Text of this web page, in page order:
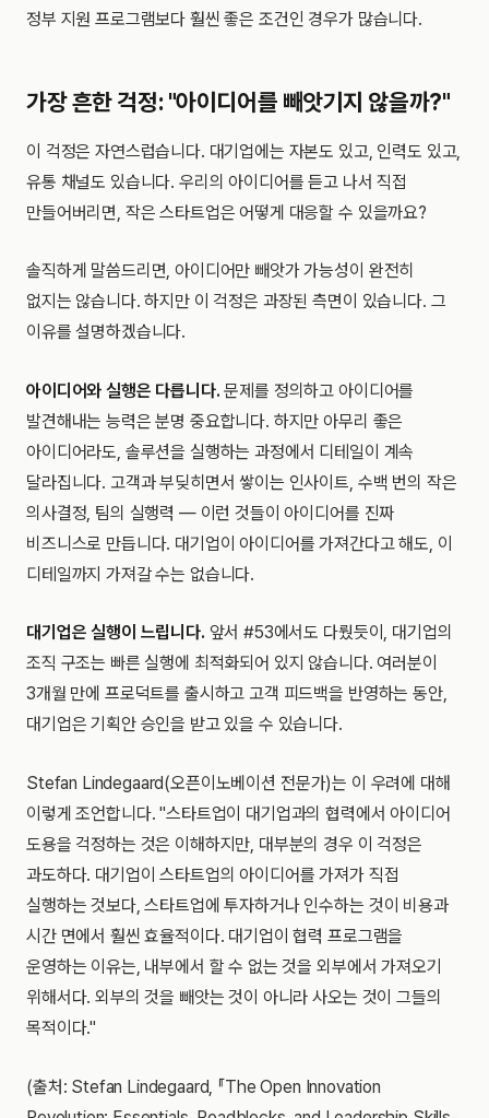
정부 지원 프로그램보다 훨씬 좋은 조건인 경우가 많습니다.
가장 흔한 걱정: "아이디어를 빼앗기지 않을까?"
이 걱정은 자연스럽습니다. 대기업에는 자본도 있고, 인력도 있고,
유통 채널도 있습니다. 우리의 아이디어를 듣고 나서 직접
만들어버리면, 작은 스타트업은 어떻게 대응할 수 있을까요?
솔직하게 말씀드리면, 아이디어만 빼앗가 가능성이 완전히
없지는 않습니다. 하지만 이 걱정은 과장된 측면이 있습니다. 그
이유를 설명하겠습니다.
아이디어와 실행은 다릅니다. 문제를 정의하고 아이디어를
발견해내는 능력은 분명 중요합니다. 하지만 아무리 좋은
아이디어라도, 솔루션을 실행하는 과정에서 디테일이 계속
달라집니다. 고객과 부딪히면서 쌓이는 인사이트, 수백 번의 작은
의사결정, 팀의 실행력 — 이런 것들이 아이디어를 진짜
비즈니스로 만듭니다. 대기업이 아이디어를 가져간다고 해도, 이
디테일까지 가져갈 수는 없습니다.
대기업은 실행이 느립니다. 앞서 #53에서도 다뤘듯이, 대기업의
조직 구조는 빠른 실행에 최적화되어 있지 않습니다. 여러분이
3개월 만에 프로덕트를 출시하고 고객 피드백을 반영하는 동안,
대기업은 기획안 승인을 받고 있을 수 있습니다.
Stefan Lindegaard(오픈이노베이션 전문가)는 이 우려에 대해
이렇게 조언합니다. "스타트업이 대기업과의 협력에서 아이디어
도용을 걱정하는 것은 이해하지만, 대부분의 경우 이 걱정은
과도하다. 대기업이 스타트업의 아이디어를 가져가 직접
실행하는 것보다, 스타트업에 투자하거나 인수하는 것이 비용과
시간 면에서 훨씬 효율적이다. 대기업이 협력 프로그램을
운영하는 이유는, 내부에서 할 수 없는 것을 외부에서 가져오기
위해서다. 외부의 것을 빼앗는 것이 아니라 사오는 것이 그들의
목적이다."
(출처: Stefan Lindegaard, 『The Open Innovation